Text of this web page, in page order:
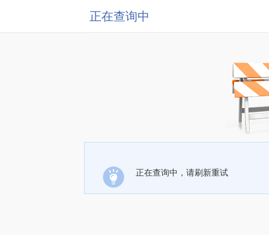
正在查询中
正在查询中，请刷新重试